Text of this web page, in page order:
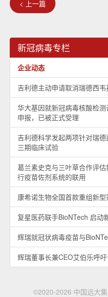
< 上一篇
新冠病毒专栏
企业动态
吉利德主动申请取消瑞德西
华大基因就新冠病毒核酸检
申报，已被正式受理
吉利德科学发起两项针对瑞
三期临床试验
葛兰素史克与三叶草合作评
行疫苗佐剂系统的联用
康希诺生物全国首款重组新
复星医药联手BioNTech 启动
辉瑞就冠状病毒疫苗与
辉瑞董事长兼CEO艾伯乐呼
©2020-2026 中国远大